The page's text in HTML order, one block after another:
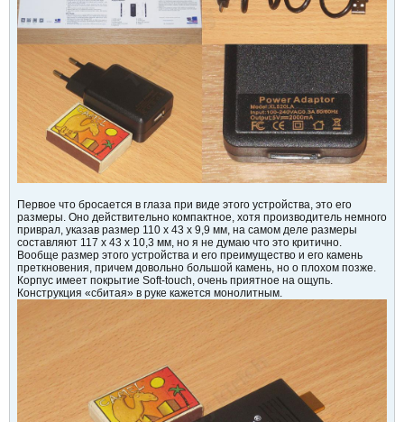
Первое что бросается в глаза при виде этого устройства, это его
размеры. Оно действительно компактное, хотя производитель немного
приврал, указав размер 110 x 43 x 9,9 мм, на самом деле размеры
составляют 117 x 43 x 10,3 мм, но я не думаю что это критично.
Вообще размер этого устройства и его преимущество и его камень
преткновения, причем довольно большой камень, но о плохом позже.
Корпус имеет покрытие Soft-touch, очень приятное на ощупь.
Конструкция «сбитая» в руке кажется монолитным.